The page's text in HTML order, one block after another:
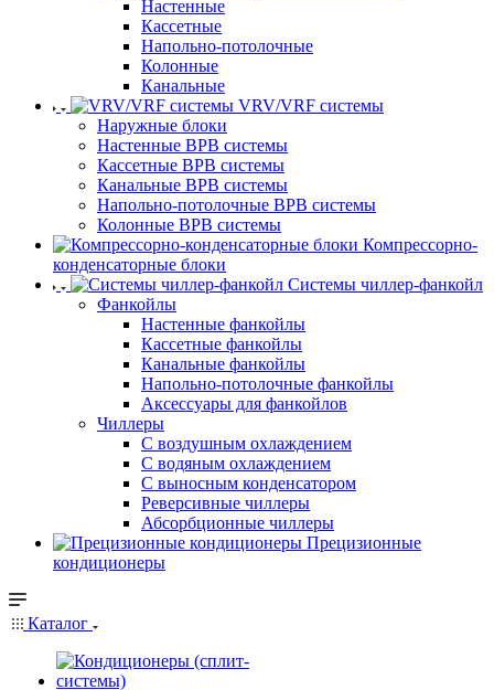
Настенные
Кассетные
Напольно-потолочные
Колонные
Канальные
VRV/VRF системы
Наружные блоки
Настенные ВРВ системы
Кассетные ВРВ системы
Канальные ВРВ системы
Напольно-потолочные ВРВ системы
Колонные ВРВ системы
Компрессорно-
конденсаторные блоки
Системы чиллер-фанкойл
Фанкойлы
Настенные фанкойлы
Кассетные фанкойлы
Канальные фанкойлы
Напольно-потолочные фанкойлы
Аксессуары для фанкойлов
Чиллеры
С воздушным охлаждением
С водяным охлаждением
С выносным конденсатором
Реверсивные чиллеры
Абсорбционные чиллеры
Прецизионные
кондиционеры
Каталог